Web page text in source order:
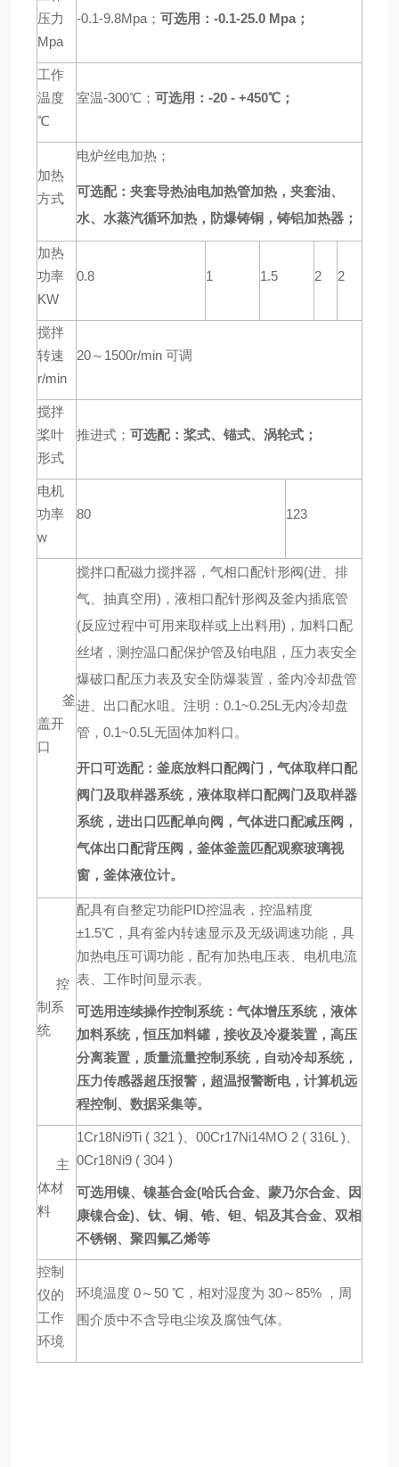
压力
Mpa
-0.1-9.8Mpa； 可选用：-0.1-25.0 Mpa ；
工作
温度
℃
室温-300℃； 可选用：-20 - +450℃；
加热
方式
电炉丝电加热；
可选配： 夹套导热油电加热管加热，夹套油、
水、水蒸汽循环加热，防爆铸铜，铸铝加热器；
加热
功率
KW
0.8 1 1.5 2 2
搅拌
转速
r/min
20～1500r/min 可调
搅拌
桨叶
形式
推进式； 可选配： 桨式、锚式、涡轮式；
电机
功率
w
80 123
釜
盖开
口
搅拌口配磁力搅拌器，气相口配针形阀(进、排
气、抽真空用)，液相口配针形阀及釜内插底管
(反应过程中可用来取样或上出料用)，加料口配
丝堵，测控温口配保护管及铂电阻，压力表安全
爆破口配压力表及安全防爆装置，釜内冷却盘管
进、出口配水咀。注明：0.1~0.25L无内冷却盘
管，0.1~0.5L无固体加料口。
开口可选配： 釜底放料口配阀门，气体取样口配
阀门及取样器系统，液体取样口配阀门及取样器
系统，进出口匹配单向阀，气体进口配减压阀，
气体出口配背压阀，釜体釜盖匹配观察玻璃视
窗，釜体液位计。
控
制系
统
配具有自整定功能PID控温表，控温精度
±1.5℃，具有釜内转速显示及无级调速功能，具
加热电压可调功能，配有加热电压表、电机电流
表、工作时间显示表。
可选用连续操作控制系统：气体增压系统，液体
加料系统，恒压加料罐，接收及冷凝装置，高压
分离装置，质量流量控制系统，自动冷却系统，
压力传感器超压报警，超温报警断电，计算机远
程控制、数据采集等。
主
体材
料
1Cr18Ni9Ti ( 321 )、00Cr17Ni14MO 2 ( 316L )、
0Cr18Ni9 ( 304 )
可选用镍、镍基合金(哈氏合金、蒙乃尔合金、因
康镍合金)、钛、铜、锆、钽、铝及其合金、双相
不锈钢、 聚四氟乙烯等
控制
仪的
工作
环境
环境温度 0～50 ℃，相对湿度为 30～85% ，周
围介质中不含导电尘埃及腐蚀气体。